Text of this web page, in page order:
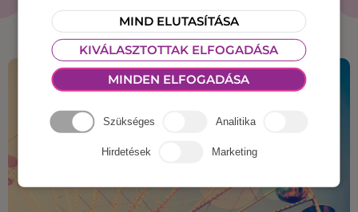
MIND ELUTASÍTÁSA
KIVÁLASZTOTTAK ELFOGADÁSA
MINDEN ELFOGADÁSA
Szükséges Analitika
Hirdetések Marketing